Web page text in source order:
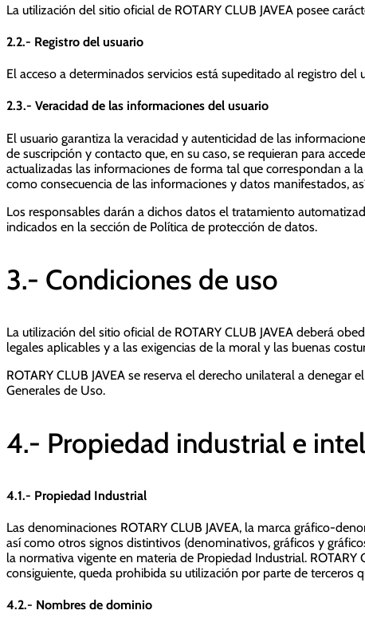
La utilización del sitio oficial de ROTARY CLUB JAVEA posee
2.2.- Registro del usuario
El acceso a determinados servicios está supeditado al registro del
2.3.- Veracidad de las informaciones del usuario
El usuario garantiza la veracidad y autenticidad de las
de suscripción y contacto que, en su caso, se requieran para
actualizadas las informaciones de forma tal que correspondan a
como consecuencia de las informaciones y datos manifestados,
Los responsables darán a dichos datos el tratamiento
indicados en la sección de Política de protección de datos.
3.- Condiciones de uso
La utilización del sitio oficial de ROTARY CLUB JAVEA deberá
legales aplicables y a las exigencias de la moral y las buenas
ROTARY CLUB JAVEA se reserva el derecho unilateral a
Generales de Uso.
4.- Propiedad industrial e
4.1.- Propiedad Industrial
Las denominaciones ROTARY CLUB JAVEA, la marca gráfico-
así como otros signos distintivos (denominativos, gráficos y
la normativa vigente en materia de Propiedad Industrial.
consiguiente, queda prohibida su utilización por parte de terceros
4.2.- Nombres de dominio